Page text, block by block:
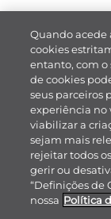
Quando acede
cookies
entanto, com o
de cookies
seus parceiros
experiência no
viabilizar a
sejam mais
rejeitar todos
gerir ou
“Definições de
nossa Política